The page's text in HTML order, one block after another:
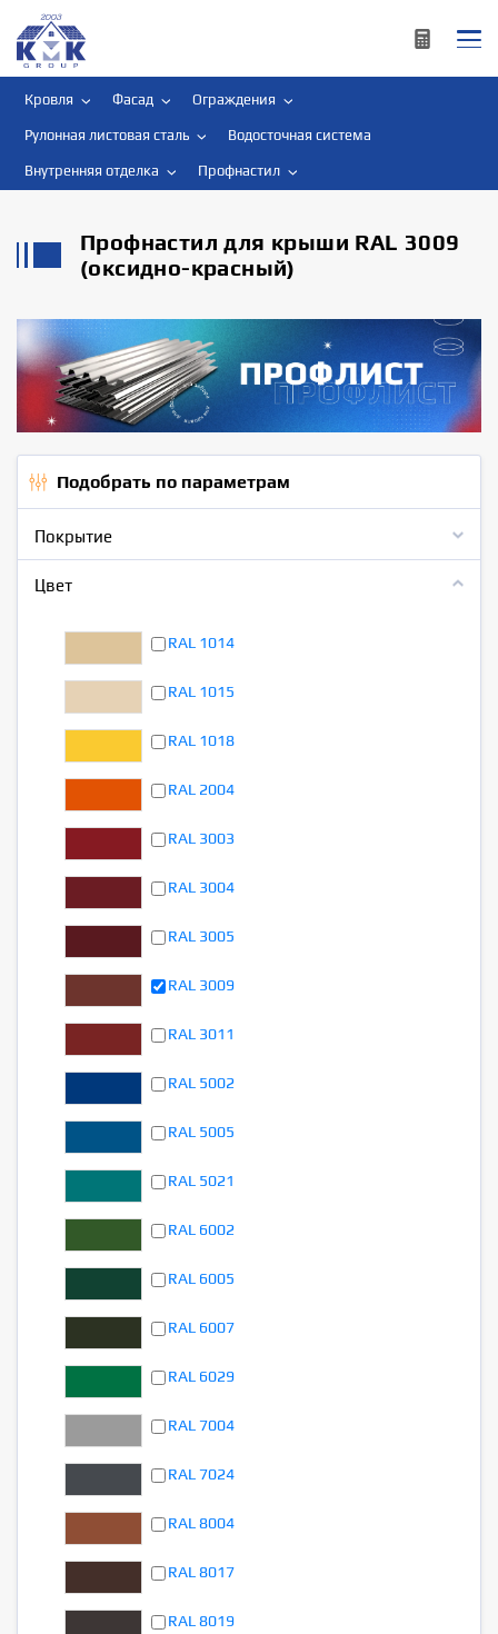
Кровля Фасад Ограждения
Рулонная листовая сталь Водосточная система
Внутренняя отделка Профнастил
Профнастил для крыши RAL 3009
(оксидно-красный)
Подобрать по параметрам
Покрытие
Цвет
RAL 1014
RAL 1015
RAL 1018
RAL 2004
RAL 3003
RAL 3004
RAL 3005
RAL 3009
RAL 3011
RAL 5002
RAL 5005
RAL 5021
RAL 6002
RAL 6005
RAL 6007
RAL 6029
RAL 7004
RAL 7024
RAL 8004
RAL 8017
RAL 8019